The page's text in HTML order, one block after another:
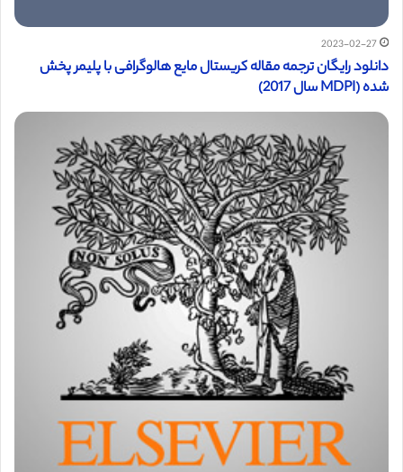
2023-02-27
دانلود رایگان ترجمه مقاله کریستال مایع هالوگرافی با پلیمر پخش
شده (MDPI سال 2017)